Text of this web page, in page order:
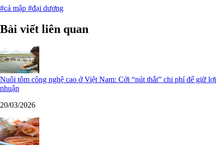
#cá mập #đại dương
Bài viết liên quan
Nuôi tôm công nghệ cao ở Việt Nam: Cởi “nút thắt” chi phí để giữ lợi
nhuận
20/03/2026